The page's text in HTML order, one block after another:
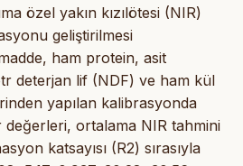
özel yakın kızılötesi (NIR)
geliştirilmesi
ham protein, asit
deterjan lif (NDF) ve ham kül
yapılan kalibrasyonda
ortalama NIR tahmini
katsayısı (R2) sırasıyla